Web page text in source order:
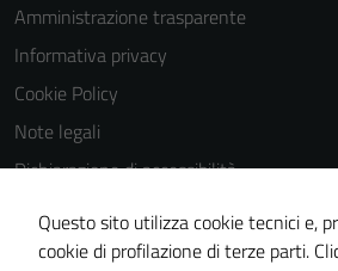
Amministrazione trasparente
Informativa privacy
Cookie Policy
Note legali
Dichiarazione di accessibilità
Dichiarazione di accessibilità Servizi
Whistleblowing
Questo sito utilizza cookie tecnici e,
cookie di profilazione di terze parti.